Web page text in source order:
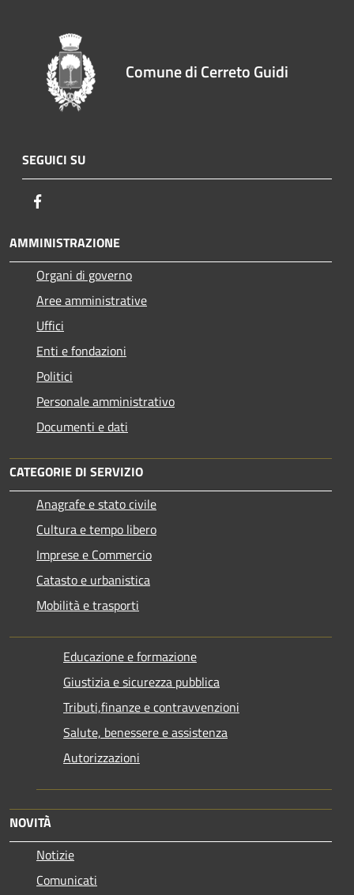
Comune di Cerreto Guidi
SEGUICI SU
AMMINISTRAZIONE
Organi di governo
Aree amministrative
Uffici
Enti e fondazioni
Politici
Personale amministrativo
Documenti e dati
CATEGORIE DI SERVIZIO
Anagrafe e stato civile
Cultura e tempo libero
Imprese e Commercio
Catasto e urbanistica
Mobilità e trasporti
Educazione e formazione
Giustizia e sicurezza pubblica
Tributi,finanze e contravvenzioni
Salute, benessere e assistenza
Autorizzazioni
NOVITÀ
Notizie
Comunicati